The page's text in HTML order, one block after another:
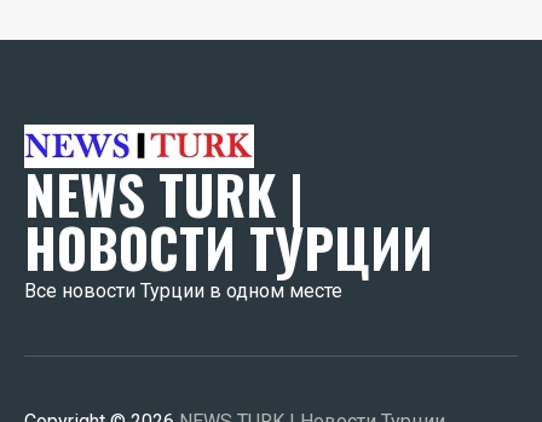
NEWS TURK |
НОВОСТИ ТУРЦИИ
Все новости Турции в одном месте